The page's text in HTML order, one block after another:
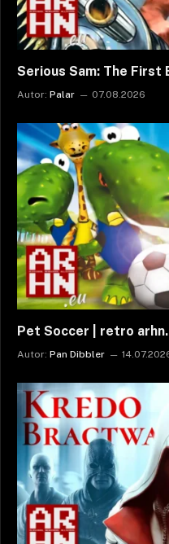
Serious Sam: The First
Autor: Palar 07.08.2026
Pet Soccer | retro
Autor: Pan Dibbler